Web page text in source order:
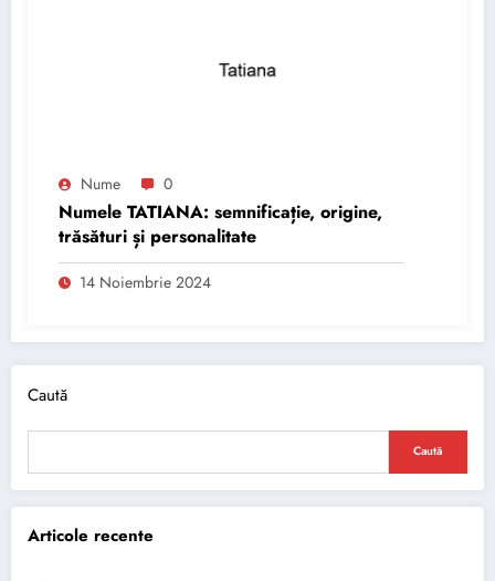
Nume 0
Numele TATIANA: semnificație, origine,
trăsături și personalitate
14 Noiembrie 2024
Caută
Caută
Articole recente